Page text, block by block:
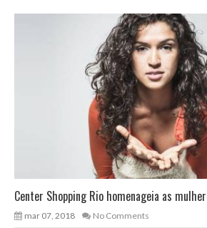
Center Shopping Rio homenageia as
mar 07, 2018 No Comments